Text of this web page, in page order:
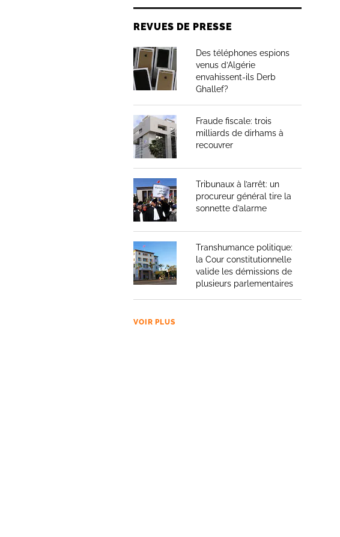
REVUES DE PRESSE
Des téléphones espions
venus d’Algérie
envahissent-ils Derb
Ghallef?
Fraude fiscale: trois
milliards de dirhams à
recouvrer
Tribunaux à l’arrêt: un
procureur général tire la
sonnette d’alarme
Transhumance politique:
la Cour constitutionnelle
valide les démissions de
plusieurs parlementaires
VOIR PLUS